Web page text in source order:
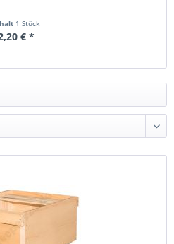
1 Stück
€ *